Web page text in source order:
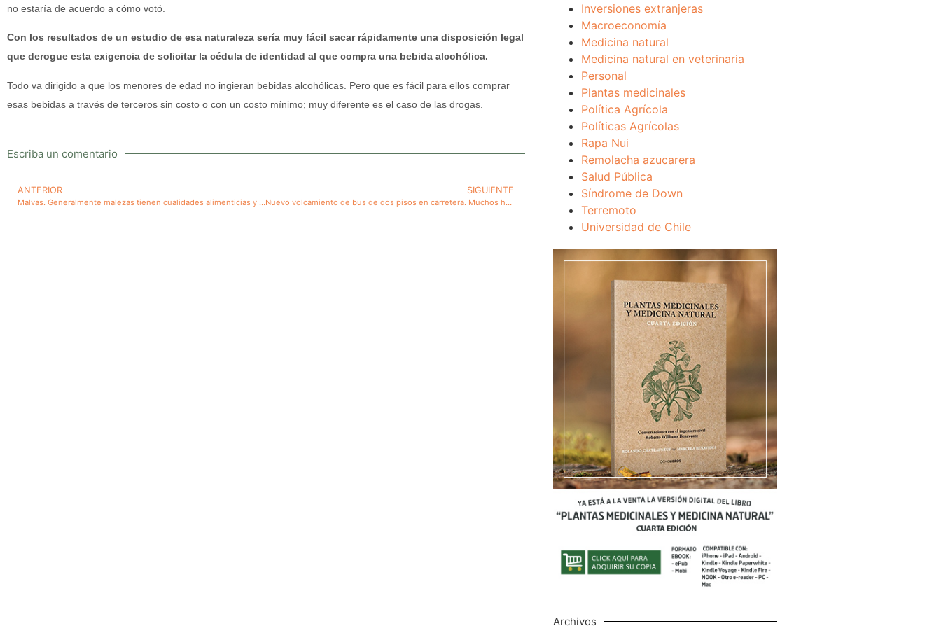
no estaría de acuerdo a cómo votó.
Con los resultados de un estudio de esa naturaleza sería muy fácil sacar rápidamente una disposición legal
que derogue esta exigencia de solicitar la cédula de identidad al que compra una bebida alcohólica.
Todo va dirigido a que los menores de edad no ingieran bebidas alcohólicas. Pero que es fácil para ellos comprar
esas bebidas a través de terceros sin costo o con un costo mínimo; muy diferente es el caso de las drogas.
Escriba un comentario
ANTERIOR
Malvas. Generalmente malezas tienen cualidades alimenticias y medicinales, poco conocidas
SIGUIENTE
Nuevo volcamiento de bus de dos pisos en carretera. Muchos heridos; graves dos niños. Siguen las autoridades de Chile permitiendo el uso de buses de dos pisos en carreteras, sin limitaciones especiales de velocidad
Inversiones extranjeras
Macroeconomía
Medicina natural
Medicina natural en veterinaria
Personal
Plantas medicinales
Política Agrícola
Políticas Agrícolas
Rapa Nui
Remolacha azucarera
Salud Pública
Síndrome de Down
Terremoto
Universidad de Chile
Archivos